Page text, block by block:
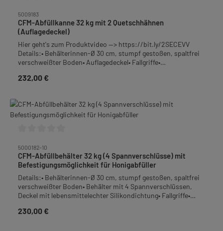
5009183
CFM-Abfüllkanne 32 kg mit 2 Quetschhähnen
(Auflagedeckel)
Hier geht's zum Produktvideo --> https://bit.ly/2SECEVV
Details:• Behälterinnen-Ø 30 cm, stumpf gestoßen, spaltfrei
verschweißter Boden• Auflagedeckel• Fallgriffe•
Quetschhahn 1 1/2", bodengleich angeschweißt• Überlauf:
kombinieren mit dem konischen Feinfiltersieb Art.-Nr.
5000163.
Regulärer Preis:
232,00 €
5000182-10
CFM-Abfüllbehälter 32 kg (4 Spannverschlüsse) mit
Befestigungsmöglichkeit für Honigabfüller
Details:• Behälterinnen-Ø 30 cm, stumpf gestoßen, spaltfrei
verschweißter Boden• Behälter mit 4 Spannverschlüssen,
Deckel mit lebensmittelechter Silikondichtung• Fallgriffe•
Quetschhahn 1 1/2", bodengleich angeschweißt mit
Regulärer Preis:
230,00 €